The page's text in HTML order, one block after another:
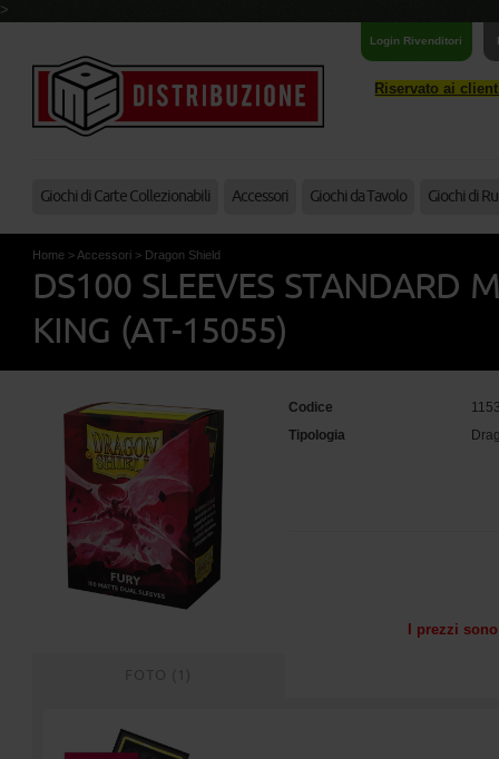
>
Login Rivenditori
Riservato ai
Giochi di Carte Collezionabili Accessori Giochi da Tavolo Giochi di
Home > Accessori > Dragon Shield
DS100 SLEEVES STANDARD
KING (AT-15055)
Codice
Tipologia
I prezzi